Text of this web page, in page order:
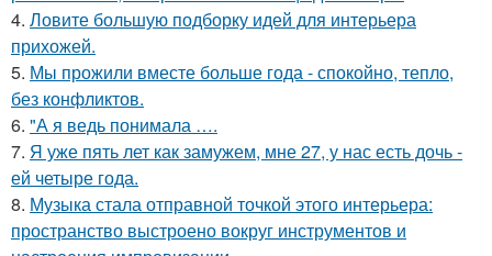
4. Ловите большую подборку идей для интерьера
прихожей.
5. Мы прожили вместе больше года - спокойно, тепло,
без конфликтов.
6. "А я ведь понимала ….
7. Я уже пять лет как замужем, мне 27, у нас есть дочь -
ей четыре года.
8. Музыка стала отправной точкой этого интерьера:
пространство выстроено вокруг инструментов и